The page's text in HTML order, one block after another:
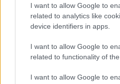
I want to allow Google to
related to analytics like
device identifiers in apps.
I want to allow Google to
related to functionality of
I want to allow Google to
Bolzano e Milano al
Marco Tessari · 7 Ago 2026